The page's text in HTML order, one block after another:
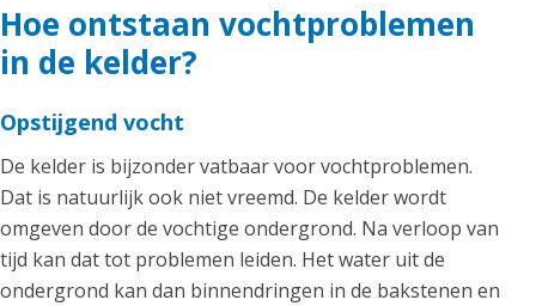
Hoe ontstaan vochtproblemen
in de kelder?
Opstijgend vocht
De kelder is bijzonder vatbaar voor vochtproblemen.
Dat is natuurlijk ook niet vreemd. De kelder wordt
omgeven door de vochtige ondergrond. Na verloop van
tijd kan dat tot problemen leiden. Het water uit de
ondergrond kan dan binnendringen in de bakstenen en